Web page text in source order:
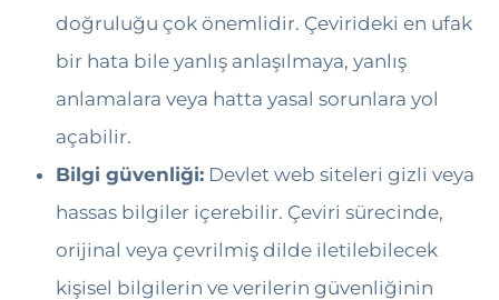
doğruluğu çok önemlidir. Çevirideki en ufak
bir hata bile yanlış anlaşılmaya, yanlış
anlamalara veya hatta yasal sorunlara yol
açabilir.
Bilgi güvenliği: Devlet web siteleri gizli veya
hassas bilgiler içerebilir. Çeviri sürecinde,
orijinal veya çevrilmiş dilde iletilebilecek
kişisel bilgilerin ve verilerin güvenliğinin